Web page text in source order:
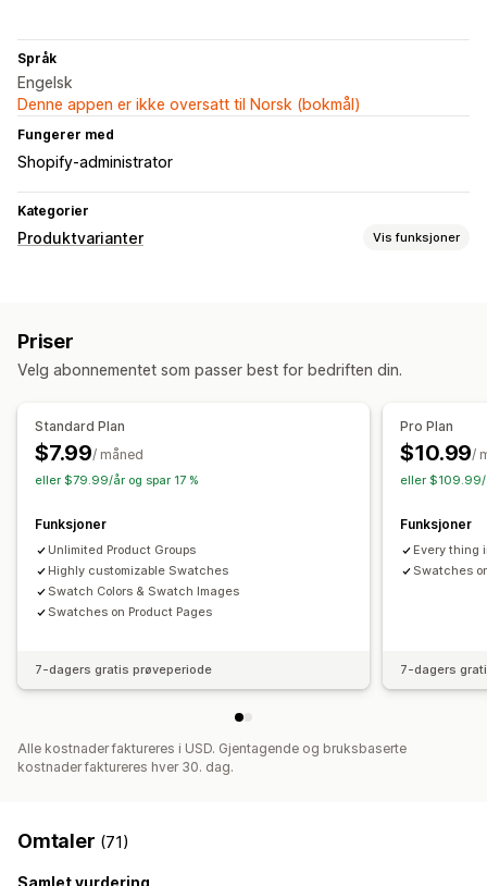
Språk
Engelsk
Denne appen er ikke oversatt til Norsk (bokmål)
Fungerer med
Shopify-administrator
Kategorier
Produktvarianter Vis funksjoner
Variantvisning
Rabattalternativer
Lagerbeholdning
Priser
Velg abonnementet som passer best for bedriften din.
Standard Plan
$7.99/ måned
eller $79.99/år og spar 17 %
Funksjoner
Unlimited Product Groups
Highly customizable Swatches
Swatch Colors & Swatch Images
Swatches on Product Pages
7-dagers gratis prøveperiode
Pro Plan
$10.99/
eller $109.99/
Funksjoner
Every thing
Swatches
7-dagers
Alle kostnader faktureres i USD. Gjentagende og bruksbaserte
kostnader faktureres hver 30. dag.
Omtaler (71)